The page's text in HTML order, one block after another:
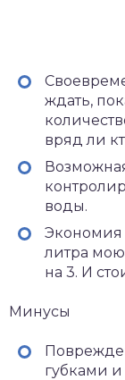
ждать,
вряд ли
воды.
Экономия
литра
на 3. И
Минусы
губками